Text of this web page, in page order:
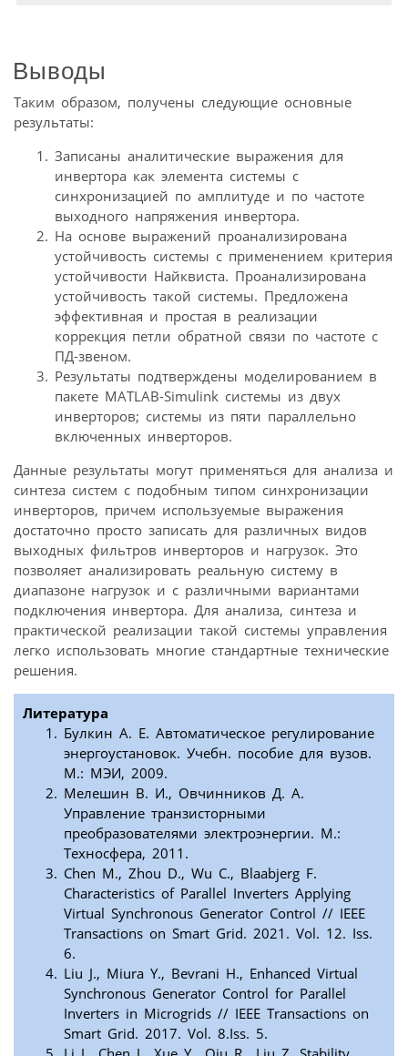
Выводы
Таким образом, получены следующие основные
результаты:
Записаны аналитические выражения для
инвертора как элемента системы с
синхронизацией по амплитуде и по частоте
выходного напряжения инвертора.
На основе выражений проанализирована
устойчивость системы с применением критерия
устойчивости Найквиста. Проанализирована
устойчивость такой системы. Предложена
эффективная и простая в реализации
коррекция петли обратной связи по частоте с
ПД-звеном.
Результаты подтверждены моделированием в
пакете MATLAB-Simulink системы из двух
инверторов; системы из пяти параллельно
включенных инверторов.
Данные результаты могут применяться для анализа и
синтеза систем с подобным типом синхронизации
инверторов, причем используемые выражения
достаточно просто записать для различных видов
выходных фильтров инверторов и нагрузок. Это
позволяет анализировать реальную систему в
диапазоне нагрузок и с различными вариантами
подключения инвертора. Для анализа, синтеза и
практической реализации такой системы управления
легко использовать многие стандартные технические
решения.
Литература
Булкин А. Е. Автоматическое регулирование
энергоустановок. Учебн. пособие для вузов.
М.: МЭИ, 2009.
Мелешин В. И., Овчинников Д. А.
Управление транзисторными
преобразователями электроэнергии. М.:
Техносфера, 2011.
Chen M., Zhou D., Wu C., Blaabjerg F.
Characteristics of Parallel Inverters Applying
Virtual Synchronous Generator Control // IEEE
Transactions on Smart Grid. 2021. Vol. 12. Iss.
6.
Liu J., Miura Y., Bevrani H., Enhanced Virtual
Synchronous Generator Control for Parallel
Inverters in Microgrids // IEEE Transactions on
Smart Grid. 2017. Vol. 8.Iss. 5.